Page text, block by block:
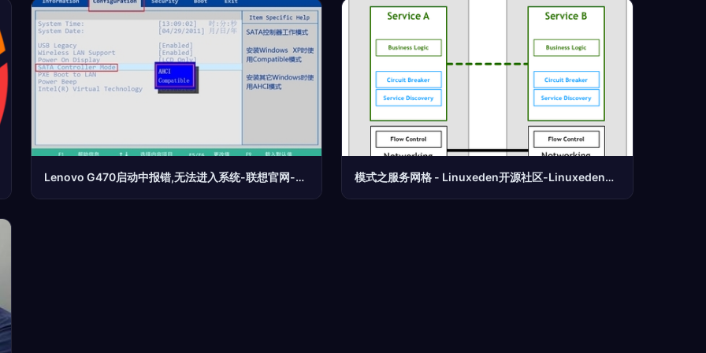
Lenovo G470启动中报错,无法进入系统-联想官网-联想服务-联想知识库-常见问题帮助-电脑问题解决方案 模式之服务网格 - Linuxeden开源社区-Linuxeden开源社区